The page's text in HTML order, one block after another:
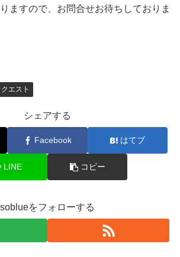
ますので、お問合せお待ちしておりま
クエスト
シェアする
Facebook はてブ
LINE コピー
soblueをフォローする